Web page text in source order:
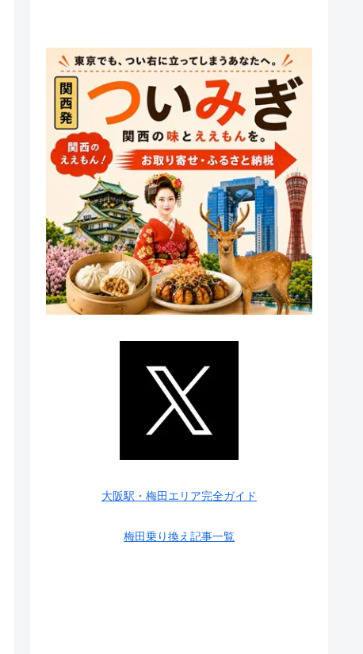
大阪駅・梅田エリア完全ガイド
梅田乗り換え記事一覧